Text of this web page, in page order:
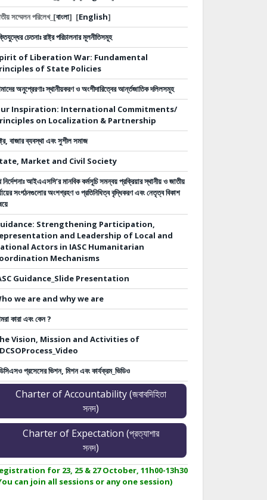
সম্মেলন পরিলেখ_[বাংলা] [English]
চেতনাঃ রাষ্ট্র পরিচালনার মূলনীতিসমূহ
of Liberation War: Fundamental
of State Policies
অনুপ্রেরণাঃ স্থানীয়করণ ও অংশীদারিত্বের আর্ন্তজাতিক দলিলসমূহ
Inspiration: International Commitments/
on Localization & Partnership
বাজার ব্যবস্থা এবং সুশীল সমাজ
Market and Civil Society
আইএএসসি’র মানবিক কর্মসূচি সমন্বয় প্রক্রিয়ার স্থানীয় ও জাতীয়
সংগঠনগুলোর অংশগ্রহণ ও প্রতিনিধিত্ব বৃদ্ধিকরণ এবং নেতৃত্ব বিকাশ
Strengthening Participation,
and Leadership of Local and
Actors in IASC Humanitarian
Mechanisms
Guidance_Slide Presentation
we are and why we are
কারা এবং কেন ?
Vision, Mission and Activities of
প্রসেসের ভিশন, মিশন এবং কার্যক্রম_ভিডিও
Charter of Accountability (জবাবদিহিতা
সনদ)
Charter of Expectation (প্রত্যাশার
সনদ)
for 23, 25 & 27 October, 11h00-13h30
can join all sessions or any one session)